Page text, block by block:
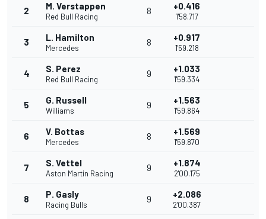
2 M. Verstappen
Red Bull Racing
8 +0.416
1'58.717
3 L. Hamilton
Mercedes
8 +0.917
1'59.218
4 S. Perez
Red Bull Racing
9 +1.033
1'59.334
5 G. Russell
Williams
9 +1.563
1'59.864
6 V. Bottas
Mercedes
8 +1.569
1'59.870
7 S. Vettel
Aston Martin Racing
9 +1.874
2'00.175
8 P. Gasly
Racing Bulls
9 +2.086
2'00.387